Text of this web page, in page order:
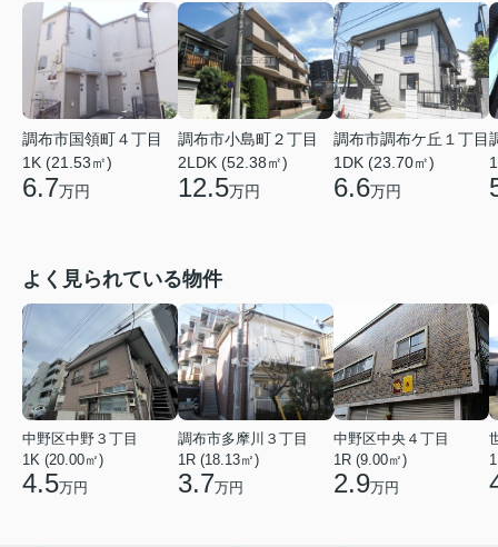
調布市国領町４丁目
1K (21.53㎡)
6.7万円
調布市小島町２丁目
2LDK (52.38㎡)
12.5万円
調布市調布ケ丘１丁目
1DK (23.70㎡)
6.6万円
よく見られている物件
中野区中野３丁目
1K (20.00㎡)
4.5万円
調布市多摩川３丁目
1R (18.13㎡)
3.7万円
中野区中央４丁目
1R (9.00㎡)
2.9万円